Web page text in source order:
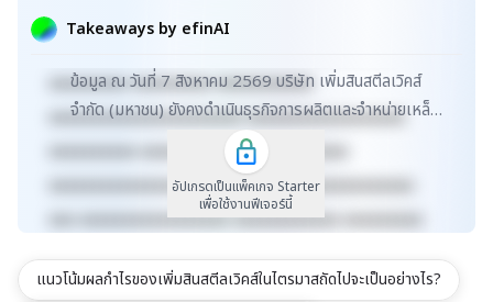
Takeaways by efinAI
xxxxx xxxxxxxxxxxxxxxxxxxxxxxxxxxxxx
xxxxxxxxxxxxxxxxxx xxxxxxxxxxxxxxx xxxxx
xxxxxxxxx xxxxxxxxx xxxxxxxxxxx
xxxxxxxxxxxxxxxxxxxxxx xxxxxxxxxxxxxxxxxx
xxxxxxxxxx xxxxxxxxxxxxx xxxxxxxxxx
xxxxxxxxxxxxxxxxxxxxxxxxxx xxxxxxxxxxxxxxx
xxx xxxxxxxxxxxxxxxxx xxxxxxxxxxxx xxxxxxxxx
xxxxxxxxxxx xxxxxxxx xxxxxxxxxxxxxxxxxxxxxxx
xxxxxxxxxxxxxxxxxxx xxxxx
ข้อมูล ณ วันที่ 7 สิงหาคม 2569 บริษัท เพิ่มสินสตีลเวิคส์
จำกัด (มหาชน) ยังคงดำเนินธุรกิจการผลิตและจำหน่ายเหล็ก
หลากหลายประเภทในตลาด SET มูลค่าตลาดเพิ่ม...
อัปเกรดเป็นแพ็คเกจ Starter
เพื่อใช้งานฟีเจอร์นี้
แนวโน้มผลกำไรของเพิ่มสินสตีลเวิคส์ในไตรมาสถัดไปจะเป็นอย่างไร?